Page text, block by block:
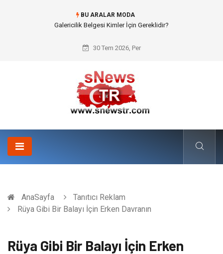
BU ARALAR MODA
Doküman Yönetimi ile Kurumsal Hafızanın Dijitalleşmesi
30 Tem 2026, Per
AnaSayfa
Tanıtıcı Reklam
Rüya Gibi Bir Balayı İçin Erken Davranın
Rüya Gibi Bir Balayı İçin Erken